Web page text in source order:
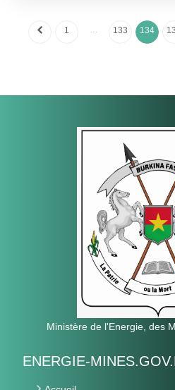
1 … 133 134
Ministère de l'Energie, des
ENERGIE-